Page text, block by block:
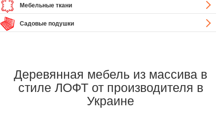
Мебельные ткани
Садовые подушки
Деревянная мебель из массива в
стиле ЛОФТ от производителя в
Украине